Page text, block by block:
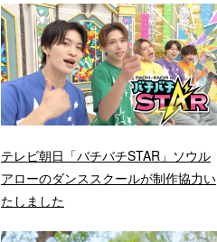
テレビ朝日「バチバチSTAR」ソウル
アローのダンススクールが制作協力い
たしました